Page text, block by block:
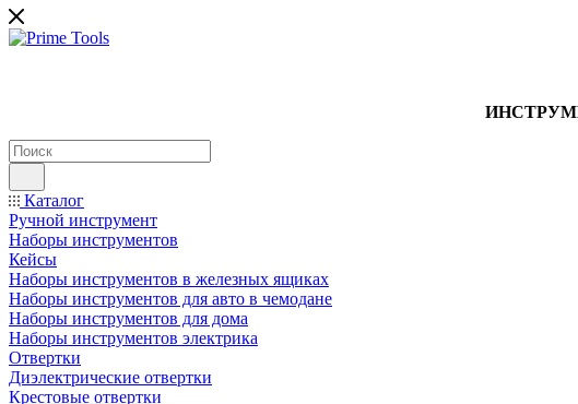
Каталог
Ручной инструмент
Наборы инструментов
Кейсы
Наборы инструментов в железных ящиках
Наборы инструментов для авто в чемодане
Наборы инструментов для дома
Наборы инструментов электрика
Отвертки
Диэлектрические отвертки
Крестовые отвертки